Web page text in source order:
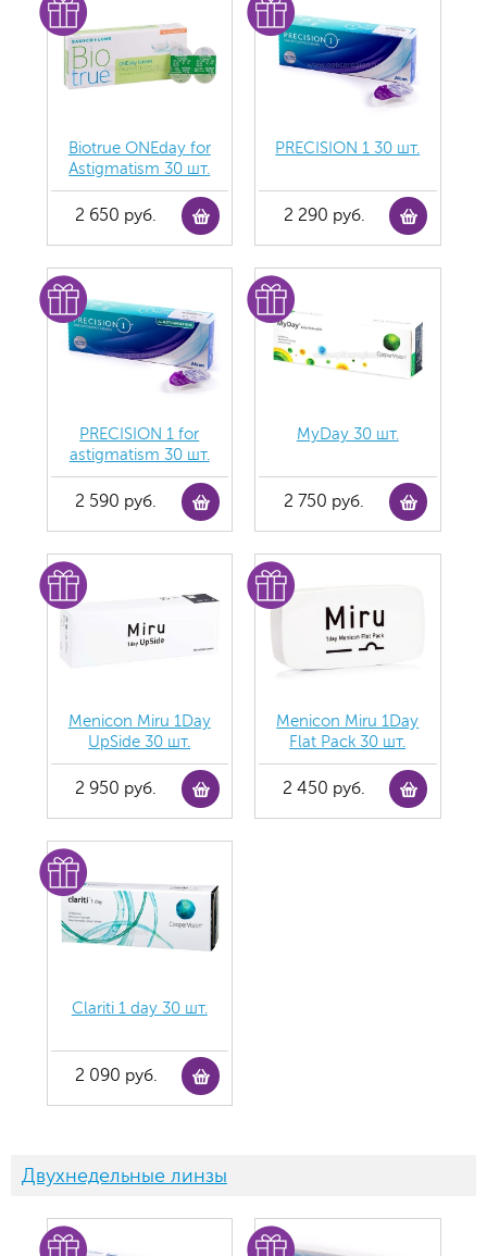
Biotrue ONEday for
Astigmatism 30 шт.
2 650 руб.
PRECISION 1 30 шт.
2 290 руб.
PRECISION 1 for
astigmatism 30 шт.
2 590 руб.
MyDay 30 шт.
2 750 руб.
Menicon Miru 1Day
UpSide 30 шт.
2 950 руб.
Menicon Miru 1Day
Flat Pack 30 шт.
2 450 руб.
Clariti 1 day 30 шт.
2 090 руб.
Двухнедельные линзы